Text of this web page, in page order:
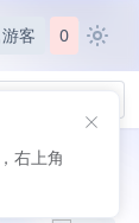
游客 0
推荐文
右上角